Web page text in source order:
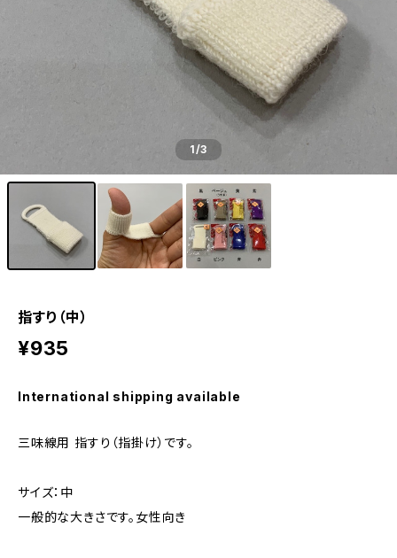
1/3
指すり（中）
¥935
International shipping available
三味線用 指すり（指掛け）です。
サイズ：中
一般的な大きさです。女性向き